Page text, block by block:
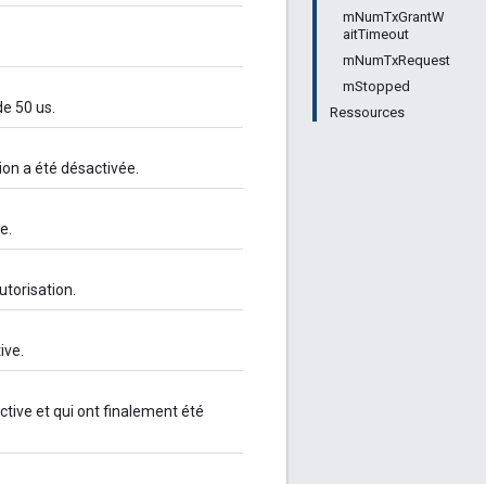
mNumTxGrantW
aitTimeout
mNumTxRequest
mStopped
Ressources
50 us.
a été désactivée.
et qui ont finalement été